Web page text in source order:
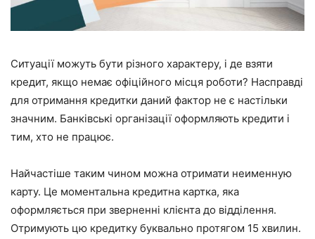
Ситуації можуть бути різного характеру, і де взяти
кредит, якщо немає офіційного місця роботи? Насправді
для отримання кредитки даний фактор не є настільки
значним. Банківські організації оформляють кредити і
тим, хто не працює.
Найчастіше таким чином можна отримати неименную
карту. Це моментальна кредитна картка, яка
оформляється при зверненні клієнта до відділення.
Отримують цю кредитку буквально протягом 15 хвилин.